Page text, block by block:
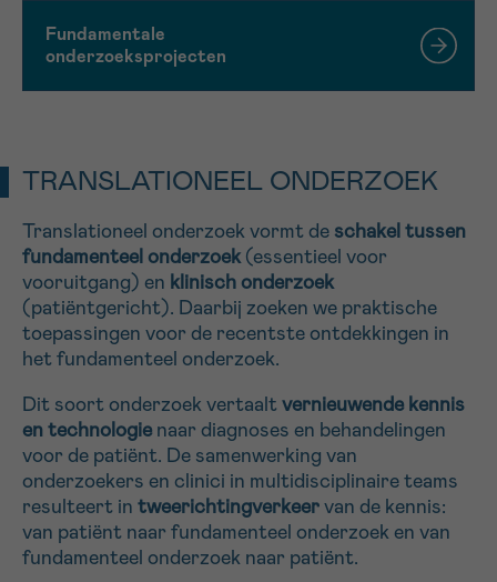
Fundamentale
onderzoeksprojecten
TRANSLATIONEEL ONDERZOEK
Translationeel onderzoek vormt de schakel tussen
fundamenteel onderzoek (essentieel voor
vooruitgang) en klinisch onderzoek
(patiëntgericht). Daarbij zoeken we praktische
toepassingen voor de recentste ontdekkingen in
het fundamenteel onderzoek.
Dit soort onderzoek vertaalt vernieuwende kennis
en technologie naar diagnoses en behandelingen
voor de patiënt. De samenwerking van
onderzoekers en clinici in multidisciplinaire teams
resulteert in tweerichtingverkeer van de kennis:
van patiënt naar fundamenteel onderzoek en van
fundamenteel onderzoek naar patiënt.
Ja, stuur mij de nieuwsbrief
Sturen